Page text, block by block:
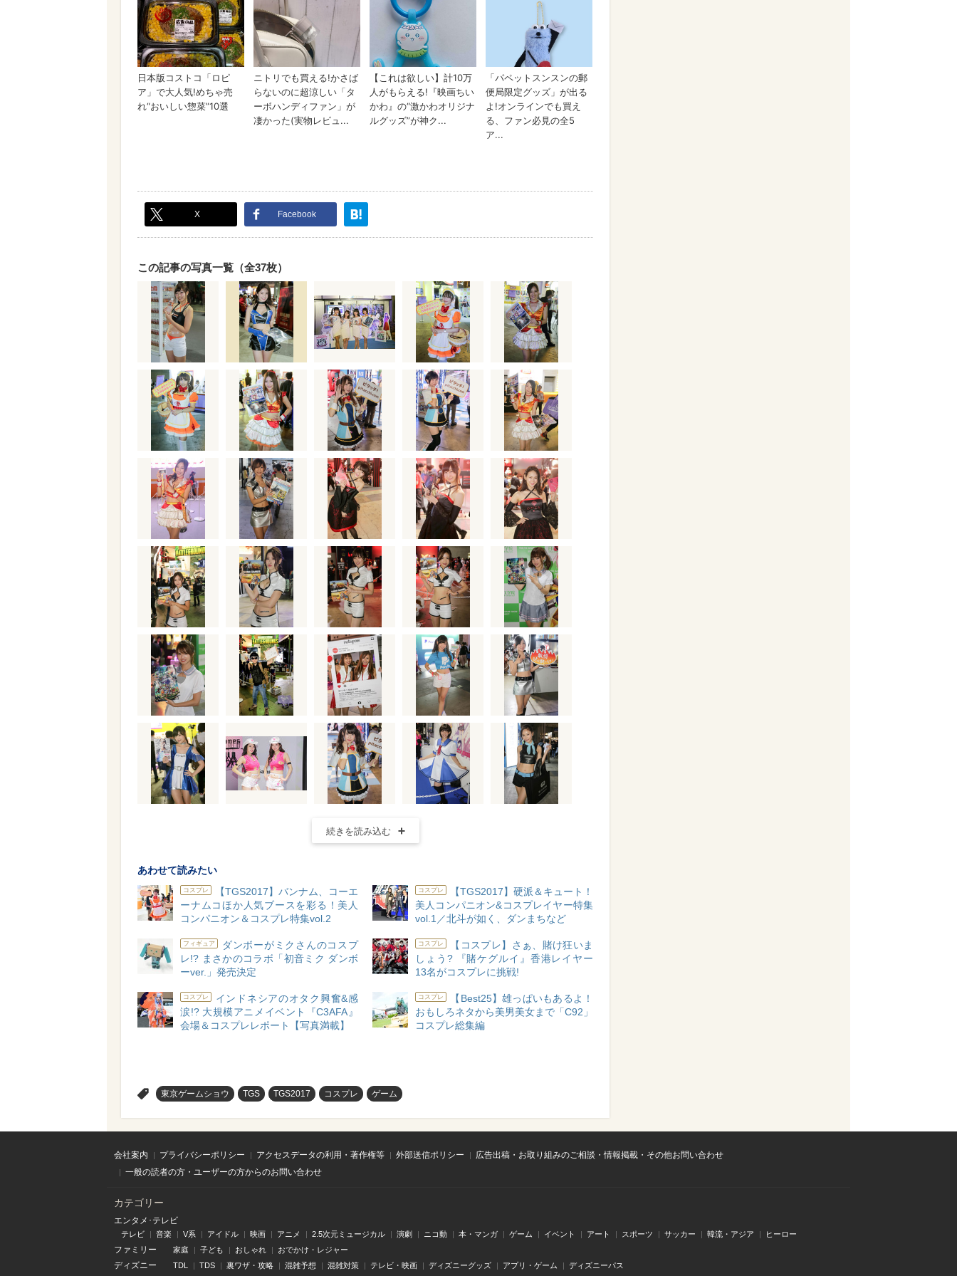
X Facebook
この記事の写真一覧（全37枚）
続きを読み込む
あわせて読みたい
コスプレ
【TGS2017】バンナム、コーエ
ーナムコほか人気ブースを彩る！美人
コンパニオン＆コスプレ特集vol.2
コスプレ
【TGS2017】硬派＆キュート！
美人コンパニオン&コスプレイヤー特集
vol.1／北斗が如く、ダンまちなど
フィギュア
ダンボーがミクさんのコスプ
レ!? まさかのコラボ「初音ミク ダンボ
ーver.」発売決定
コスプレ
【コスプレ】さぁ、賭け狂いま
しょう? 『賭ケグルイ』香港レイヤー
13名がコスプレに挑戦!
コスプレ
インドネシアのオタク興奮&感
涙!? 大規模アニメイベント『C3AFA』
会場＆コスプレレポート【写真満載】
コスプレ
【Best25】雄っぱいもあるよ！
おもしろネタから美男美女まで「C92」
コスプレ総集編
東京ゲームショウ TGS TGS2017 コスプレ ゲーム
会社案内 プライバシーポリシー アクセスデータの利用・著作権等 外部送信ポリシー
広告出稿・お取り組みのご相談・情報掲載・その他お問い合わせ
一般の読者の方・ユーザーの方からのお問い合わせ
カテゴリー
エンタメ･テレビ
テレビ 音楽 V系 アイドル 映画 アニメ 2.5次元ミュージカル 演劇 ニコ動 本・マンガ ゲーム イベント アート スポーツ サッカー 韓流・アジア ヒーロー
ファミリー 家庭 子ども おしゃれ おでかけ・レジャー
ディズニー TDL TDS 裏ワザ・攻略 混雑予想 混雑対策 テレビ・映画 ディズニーグッズ アプリ・ゲーム ディズニーパス